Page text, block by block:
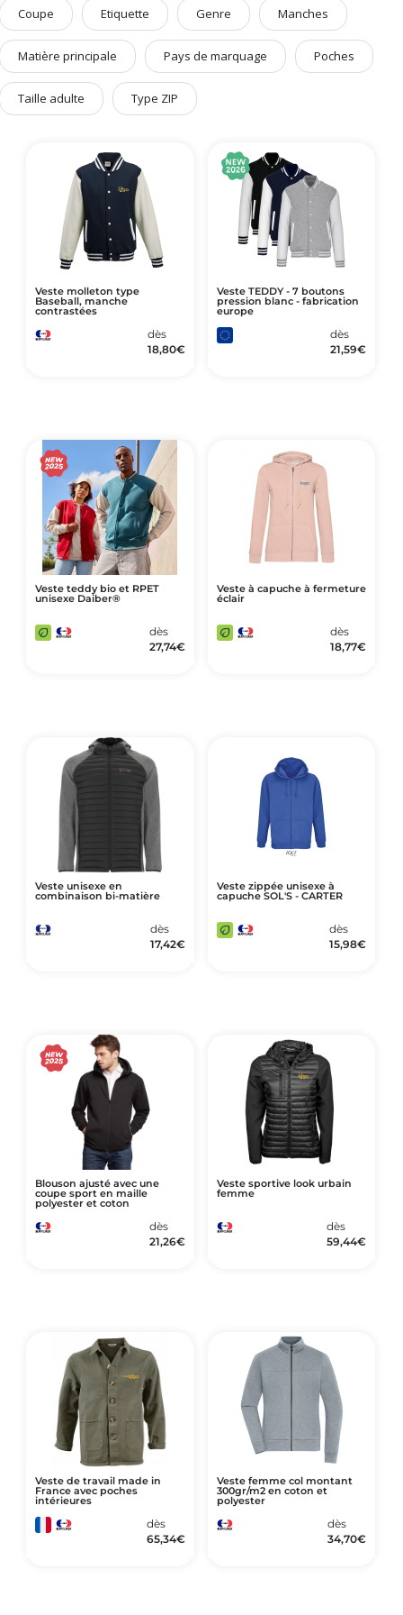
Art de Vivre à la Française
Plantes et Graines
Bien être & Sécurité
Sports, loisirs & jouets
PLV & Mobiliers Pub
Packaging sur-mesure
Temps Forts de l'Année
Evénement Entreprise
Coupe Etiquette Genre Manches
Matière principale Pays de marquage Poches
Taille adulte Type ZIP
Veste molleton type
Baseball, manche
contrastées
dès
18,80€
Veste TEDDY - 7 boutons
pression blanc - fabrication
europe
dès
21,59€
Veste teddy bio et RPET
unisexe Daiber®
dès
27,74€
Veste à capuche à fermeture
éclair
dès
18,77€
Veste unisexe en
combinaison bi-matière
dès
17,42€
Veste zippée unisexe à
capuche SOL'S - CARTER
dès
15,98€
Blouson ajusté avec une
coupe sport en maille
polyester et coton
dès
21,26€
Veste sportive look urbain
femme
dès
59,44€
Veste de travail made in
France avec poches
intérieures
dès
65,34€
Veste femme col montant
300gr/m2 en coton et
polyester
dès
34,70€